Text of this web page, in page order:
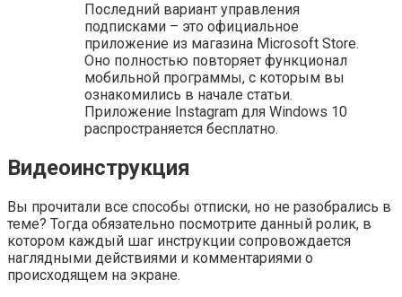
Последний вариант управления
подписками – это официальное
приложение из магазина Microsoft Store.
Оно полностью повторяет функционал
мобильной программы, с которым вы
ознакомились в начале статьи.
Приложение Instagram для Windows 10
распространяется бесплатно.
Видеоинструкция
Вы прочитали все способы отписки, но не разобрались в
теме? Тогда обязательно посмотрите данный ролик, в
котором каждый шаг инструкции сопровождается
наглядными действиями и комментариями о
происходящем на экране.